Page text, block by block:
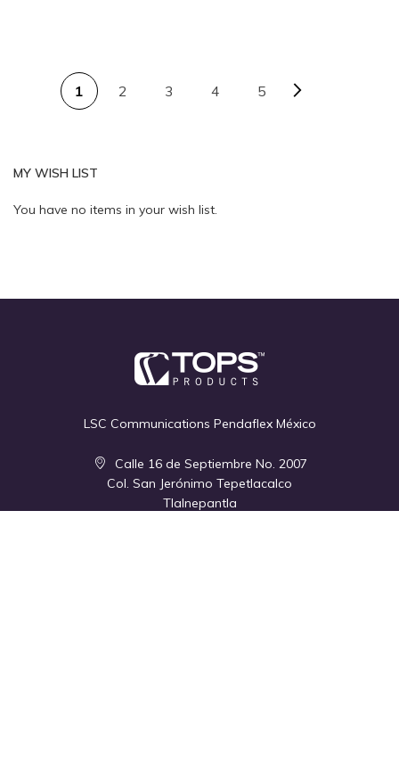
Quickview Quickview
You're currently reading page
1 Page
2 Page
3 4 5
MY WISH LIST
You have no items in your wish list.
LSC Communications Pendaflex México
Calle 16 de Septiembre No. 2007
Col. San Jerónimo Tepetlacalco
Tlalnepantla